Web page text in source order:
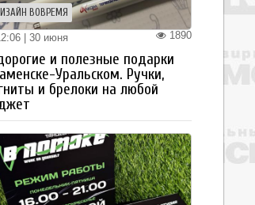
ВОВРЕМЯ
1890
| 30 июня
и полезные подарки
Уральском. Ручки,
и брелоки на любой